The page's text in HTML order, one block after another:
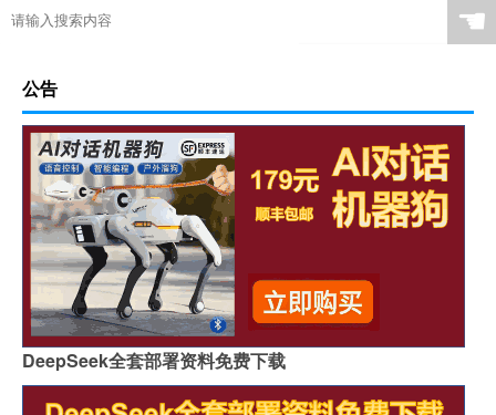
☚
公告
DeepSeek全套部署资料免费下载